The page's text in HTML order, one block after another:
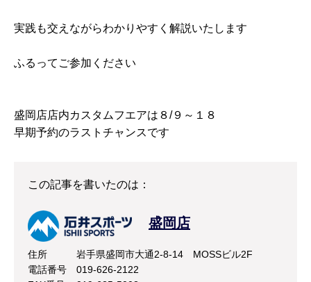
実践も交えながらわかりやすく解説いたします
ふるってご参加ください
盛岡店店内カスタムフエアは８/９～１８
早期予約のラストチャンスです
この記事を書いたのは：
盛岡店
住所
岩手県盛岡市大通2-8-14 MOSSビル2F
電話番号
019-626-2122